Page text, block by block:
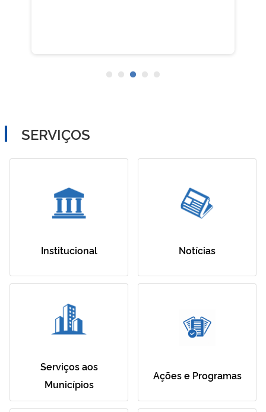
SERVIÇOS
Institucional Notícias
Serviços aos
Municípios
Ações e Programas